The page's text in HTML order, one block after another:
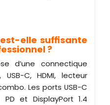
elle suffisante
?
d’une connectique
C, HDMI, lecteur
Les ports USB-C
et DisplayPort 1.4